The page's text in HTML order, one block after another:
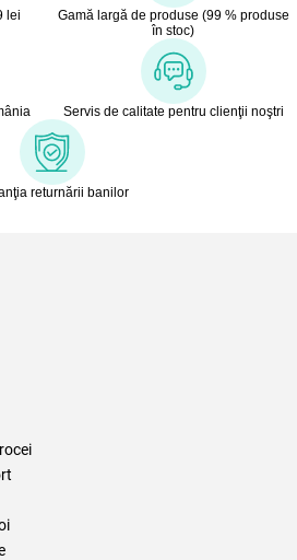
lei
Gamă largă de produse (99 % produse
în stoc)
Servis de calitate pentru clienţii noştri
returnării banilor